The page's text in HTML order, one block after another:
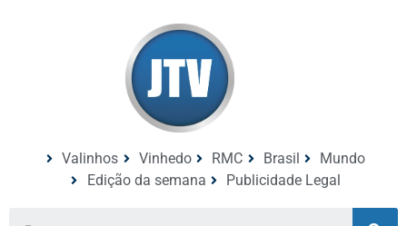
Valinhos Vinhedo RMC Brasil
Mundo
Edição da semana
Publicidade Legal